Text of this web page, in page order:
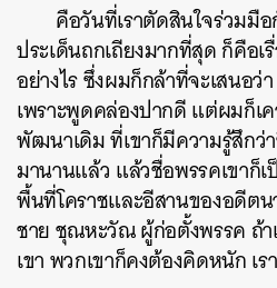
คือวันที่เราตัดสินใจร่วมมื
ประเด็นถกเถียงมากที่สุด ก็คือเ
อย่างไร ซึ่งผมก็กล้าที่จะเสนอ
เพราะพูดคล่องปากดี แต่ผมก็เ
พัฒนาเดิม ที่เขาก็มีความรู้สึกว่
มานานแล้ว แล้วชื่อพรรคเขาก็
พื้นที่โคราชและอีสานของอดีต
ชาย ชุณหะวัณ ผู้ก่อตั้งพรรค ถ้า
เขา พวกเขาก็คงต้องคิดหนัก เร